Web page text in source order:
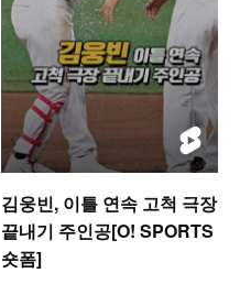
김웅빈, 이틀 연속 고척 극장
끝내기 주인공[O! SPORTS
숏폼]